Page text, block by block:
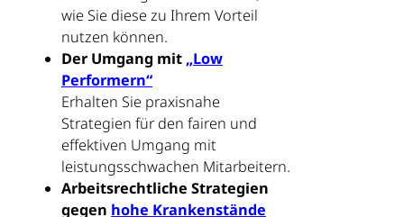
wie Sie diese zu Ihrem Vorteil
nutzen können.
Der Umgang mit „Low
Performern“
Erhalten Sie praxisnahe
Strategien für den fairen und
effektiven Umgang mit
leistungsschwachen Mitarbeitern.
Arbeitsrechtliche Strategien
gegen hohe Krankenstände